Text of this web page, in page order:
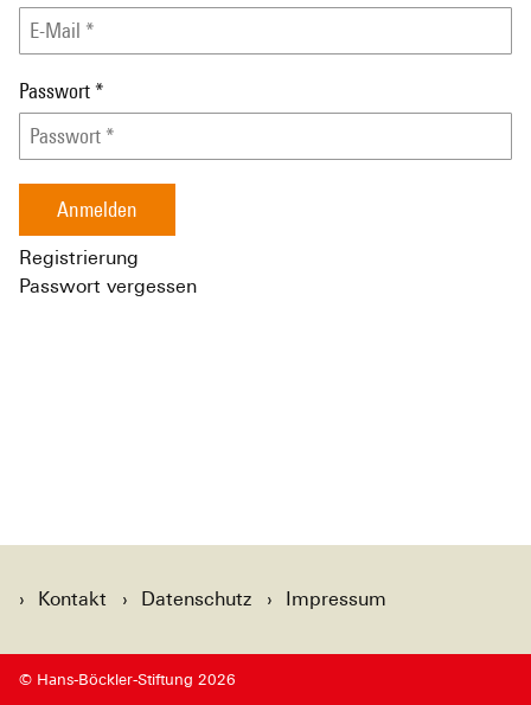
Passwort*
Anmelden
Registrierung
Passwort vergessen
Kontakt Datenschutz Impressum
© Hans-Böckler-Stiftung 2026